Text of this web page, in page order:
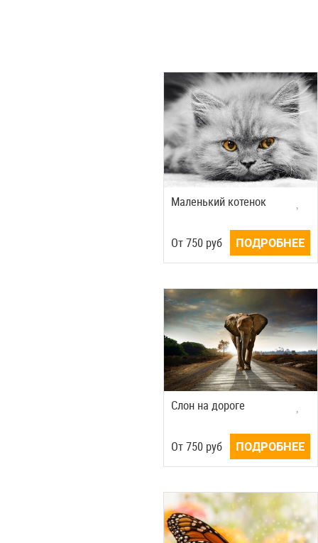
Маленький котенок
Oт750руб ПОДРОБНЕЕ
Слон на дороге
Oт750руб ПОДРОБНЕЕ